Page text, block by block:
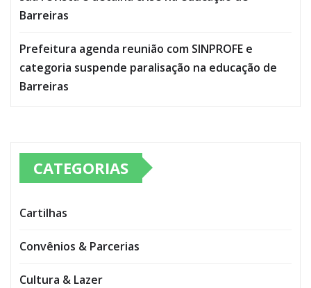
Barreiras
Prefeitura agenda reunião com SINPROFE e
categoria suspende paralisação na educação de
Barreiras
CATEGORIAS
Cartilhas
Convênios & Parcerias
Cultura & Lazer